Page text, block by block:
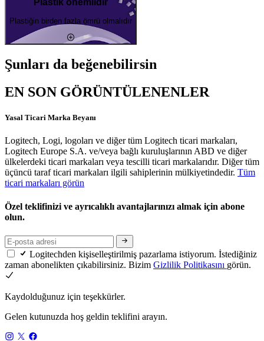
Plastiğin birden fazla ömrü olmalıdır
Şunları da beğenebilirsin
EN SON GÖRÜNTÜLENENLER
Yasal Ticari Marka Beyanı
Logitech, Logi, logoları ve diğer tüm Logitech ticari markaları,
Logitech Europe S.A. ve/veya bağlı kuruluşlarının ABD ve diğer
ülkelerdeki ticari markaları veya tescilli ticari markalarıdır. Diğer tüm
üçüncü taraf ticari markaları ilgili sahiplerinin mülkiyetindedir. Tüm
ticari markaları görün
Özel teklifinizi ve ayrıcalıklı avantajlarınızı almak için abone
olun.
Logitechden kişiselleştirilmiş pazarlama istiyorum. İstediğiniz
zaman abonelikten çıkabilirsiniz. Bizim Gizlilik Politikasını görün.
Kaydolduğunuz için teşekkürler.
Gelen kutunuzda hoş geldin teklifini arayın.